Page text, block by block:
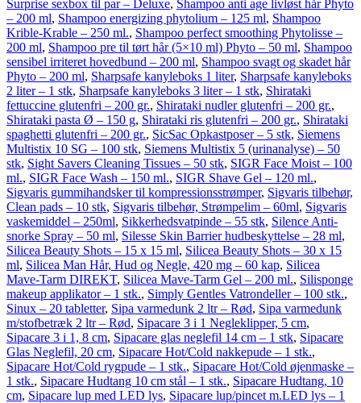
Surprise sexbox til par – Deluxe, Shampoo anti age livløst hår Phyto
– 200 ml, Shampoo energizing phytolium – 125 ml, Shampoo
Krible-Krable – 250 ml., Shampoo perfect smoothing Phytolisse –
200 ml, Shampoo pre til tørt hår (5×10 ml) Phyto – 50 ml, Shampoo
sensibel irriteret hovedbund – 200 ml, Shampoo svagt og skadet hår
Phyto – 200 ml, Sharpsafe kanyleboks 1 liter, Sharpsafe kanyleboks
2 liter – 1 stk, Sharpsafe kanyleboks 3 liter – 1 stk, Shirataki
fettuccine glutenfri – 200 gr., Shirataki nudler glutenfri – 200 gr.,
Shirataki pasta Ø – 150 g, Shirataki ris glutenfri – 200 gr., Shirataki
spaghetti glutenfri – 200 gr., SicSac Opkastposer – 5 stk, Siemens
Multistix 10 SG – 100 stk, Siemens Multistix 5 (urinanalyse) – 50
stk, Sight Savers Cleaning Tissues – 50 stk, SIGR Face Moist – 100
ml., SIGR Face Wash – 150 ml., SIGR Shave Gel – 120 ml.,
Sigvaris gummihandsker til kompressionsstrømper, Sigvaris tilbehør,
Clean pads – 10 stk, Sigvaris tilbehør, Strømpelim – 60ml, Sigvaris
vaskemiddel – 250ml, Sikkerhedsvatpinde – 55 stk, Silence Anti-
snorke Spray – 50 ml, Silesse Skin Barrier hudbeskyttelse – 28 ml,
Silicea Beauty Shots – 15 x 15 ml, Silicea Beauty Shots – 30 x 15
ml, Silicea Man Hår, Hud og Negle, 420 mg – 60 kap, Silicea
Mave-Tarm DIREKT, Silicea Mave-Tarm Gel – 200 ml., Silisponge
makeup applikator – 1 stk., Simply Gentles Vatrondeller – 100 stk.,
Sinux – 20 tabletter, Sipa varmedunk 2 ltr – Rød, Sipa varmedunk
m/stofbetræk 2 ltr – Rød, Sipacare 3 i 1 Negleklipper, 5 cm,
Sipacare 3 i 1, 8 cm, Sipacare glas neglefil 14 cm – 1 stk, Sipacare
Glas Neglefil, 20 cm, Sipacare Hot/Cold nakkepude – 1 stk.,
Sipacare Hot/Cold rygpude – 1 stk., Sipacare Hot/Cold øjenmaske –
1 stk., Sipacare Hudtang 10 cm stål – 1 stk., Sipacare Hudtang, 10
cm, Sipacare lup med LED lys, Sipacare lup/pincet m.LED lys – 1